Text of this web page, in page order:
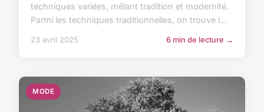
techniques variées, mêlant tradition et modernité.
Parmi les techniques traditionnelles, on trouve l...
23 avril 2025 6 min de lecture →
MODE